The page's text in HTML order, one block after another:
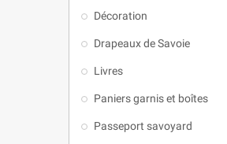
Décoration
Drapeaux de Savoie
Livres
Paniers garnis et boîtes
Passeport savoyard